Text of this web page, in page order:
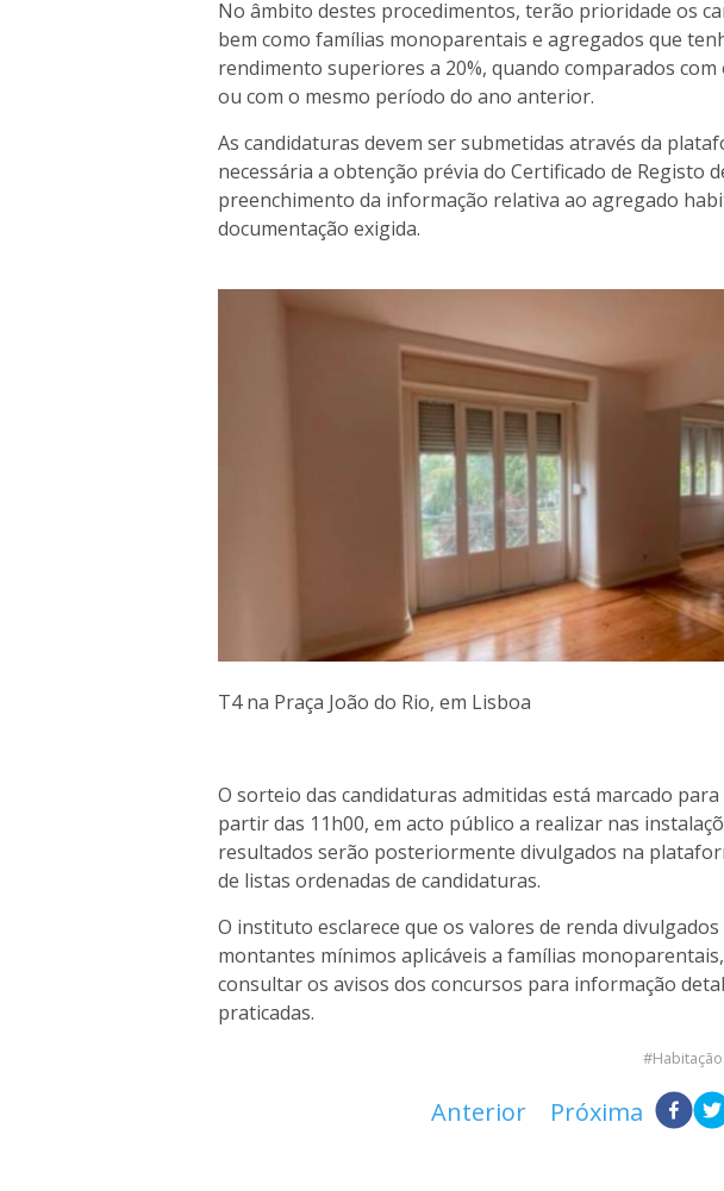
No âmbito destes procedimentos, terão prioridade os
bem como famílias monoparentais e agregados que
rendimento superiores a 20%, quando comparados
ou com o mesmo período do ano anterior.
As candidaturas devem ser submetidas através da
necessária a obtenção prévia do Certificado de Registo
preenchimento da informação relativa ao agregado
documentação exigida.
T4 na Praça João do Rio, em Lisboa
O sorteio das candidaturas admitidas está marcado para
partir das 11h00, em acto público a realizar nas
resultados serão posteriormente divulgados na
de listas ordenadas de candidaturas.
O instituto esclarece que os valores de renda
montantes mínimos aplicáveis a famílias
consultar os avisos dos concursos para informação
praticadas.
Habitação
Anterior Próxima